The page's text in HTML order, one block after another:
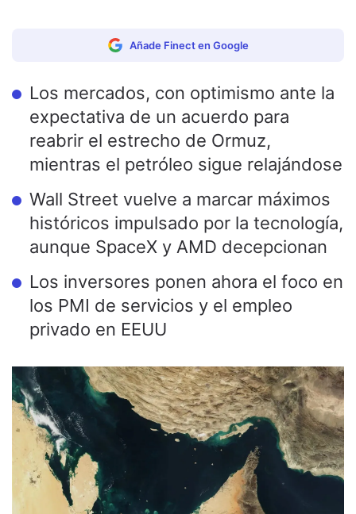
Añade Finect en Google
Los mercados, con optimismo ante la
expectativa de un acuerdo para
reabrir el estrecho de Ormuz,
mientras el petróleo sigue relajándose
Wall Street vuelve a marcar máximos
históricos impulsado por la tecnología,
aunque SpaceX y AMD decepcionan
Los inversores ponen ahora el foco en
los PMI de servicios y el empleo
privado en EEUU